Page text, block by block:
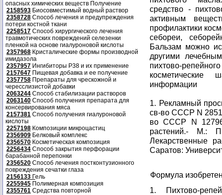
опасных химических веществ Получение
2158593 Биосовместимый водный раствор
2358728 Способ лечения и предупреждения
потери костной ткани
2258517 Способ хирургического лечения
травмотических повреждений селезенки
пленкой на основе гиалуроновой кислоты
2357968 Кристалические формы производной
имидазола
2357957 Ингибиторы P38 и их применение
2157647 Пищевая добавка и ее получение
2357758 Препараты для чрескожной и
чересслизистой добавки
2063244 Способ стабилизации растворов
2063140 Способ получения препарата для
консервирования мяса
2157381 Способ получения гиалуроновой
кислоты
2257198 Композиции микроцастиц
2356909 Белковый комплекс
2356570 Косметическая композиция
2256434 Способ закрытия перфорации
барабанной перепонки
2356520 Способ лечения постконтузионного
повреждения сечатки глаза
2156133 Гель
2255945 Полимерная композиция
2355761 Средства повторной
средство -
активным
профилактики
себореи,
Бальзам можно
другими
пихтово-
косметические
информации
1. Рекламный
св-во СССР N
во СССР N
растений.- М.:
Лекарственные
Саратов:
Формула
1. Пихтово-